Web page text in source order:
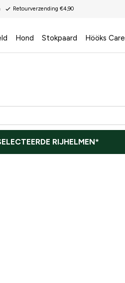
Retourverzending €4,90
Hond Stokpaard Hööks Care
RIJHELMEN*